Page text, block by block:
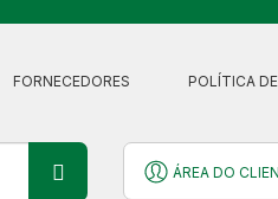
FORNECEDORES POLÍTICA
ÁREA DO